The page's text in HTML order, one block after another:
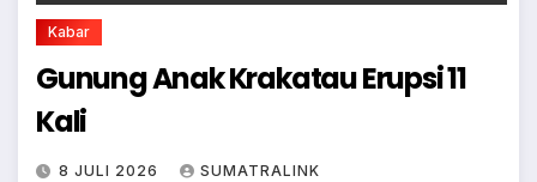
Kabar
Gunung Anak Krakatau Erupsi 11
Kali
8 JULI 2026 SUMATRALINK